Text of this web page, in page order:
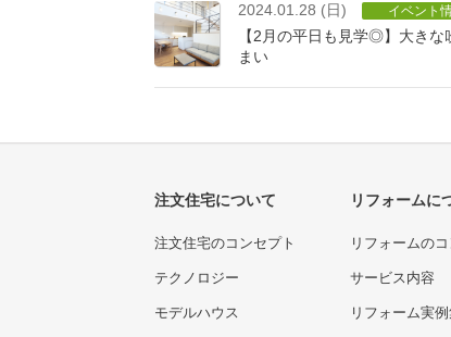
2024.01.28 (日) イベント
【2月の平日も見学◎】大き
まい
注文住宅について
注文住宅のコンセプト
テクノロジー
モデルハウス
リフォームに
リフォームの
サービス内容
リフォーム実